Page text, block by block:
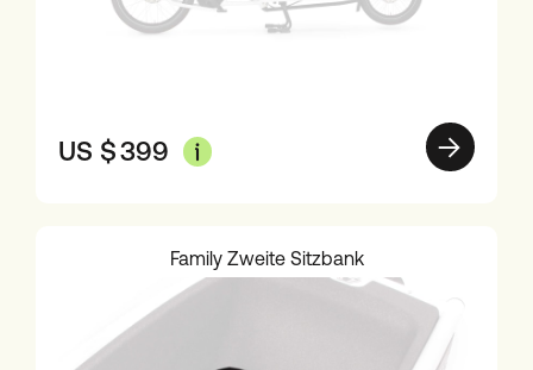
US $399
Family Zweite Sitzbank